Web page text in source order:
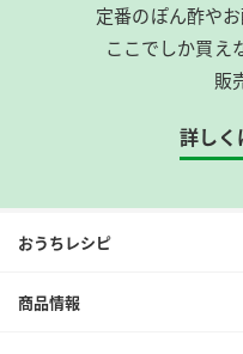
定番のぽん酢や
ここでしか買え
販
詳しく
おうちレシピ
商品情報